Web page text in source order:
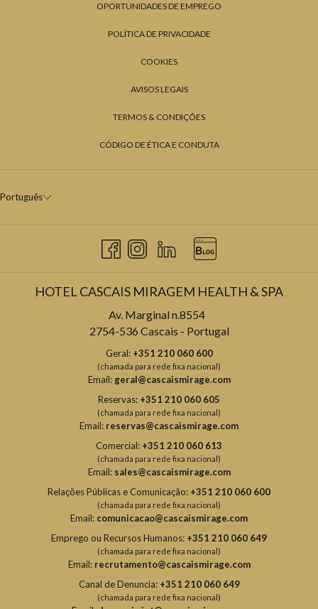
OPORTUNIDADES DE EMPREGO
POLÍTICA DE PRIVACIDADE
COOKIES
AVISOS LEGAIS
TERMOS & CONDIÇÕES
CÓDIGO DE ÉTICA E CONDUTA
Português
HOTEL CASCAIS MIRAGEM HEALTH & SPA
Av. Marginal n.8554
2754-536 Cascais - Portugal
Geral: +351 210 060 600
(chamada para rede fixa nacional)
Email:geral@cascaismirage.com
Reservas: +351 210 060 605
(chamada para rede fixa nacional)
Email: reservas@cascaismirage.com
Comercial: +351 210 060 613
(chamada para rede fixa nacional)
Email: sales@cascaismirage.com
Relações Públicas e Comunicação: +351 210 060 600
(chamada para rede fixa nacional)
Email: comunicacao@cascaismirage.com
Emprego ou Recursos Humanos: +351 210 060 649
(chamada para rede fixa nacional)
Email: recrutamento@cascaismirage.com
Canal de Denuncia: +351 210 060 649
(chamada para rede fixa nacional)